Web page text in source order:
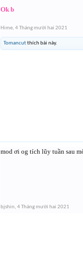
Ok b
Hime, 4 Tháng mười hai 2021
Tomancutthích bài này.
mod ơi og tích lũy tuần sau
bjshin, 4 Tháng mười hai 2021